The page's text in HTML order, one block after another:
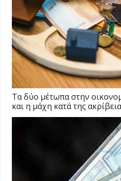
Τα δύο μέτωπα στην
και η μάχη κατά της